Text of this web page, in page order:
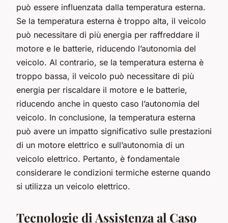
può essere influenzata dalla temperatura esterna.
Se la temperatura esterna è troppo alta, il veicolo
può necessitare di più energia per raffreddare il
motore e le batterie, riducendo l’autonomia del
veicolo. Al contrario, se la temperatura esterna è
troppo bassa, il veicolo può necessitare di più
energia per riscaldare il motore e le batterie,
riducendo anche in questo caso l’autonomia del
veicolo. In conclusione, la temperatura esterna
può avere un impatto significativo sulle prestazioni
di un motore elettrico e sull’autonomia di un
veicolo elettrico. Pertanto, è fondamentale
considerare le condizioni termiche esterne quando
si utilizza un veicolo elettrico.
Tecnologie di Assistenza al Caso